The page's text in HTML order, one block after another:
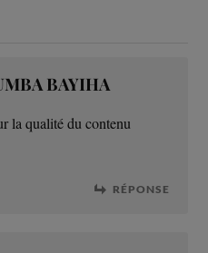
BAYIHA
la qualité du contenu
RÉPONSE